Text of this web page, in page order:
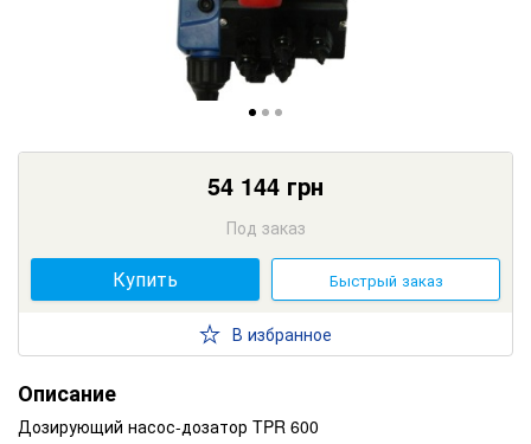
54 144 грн
Под заказ
Купить Быстрый заказ
В избранное
Описание
Дозирующий насос-дозатор TPR 600